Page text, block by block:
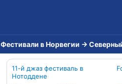
Фестивали в Норвегии →
11-й джаз фестиваль в
Нотоддене